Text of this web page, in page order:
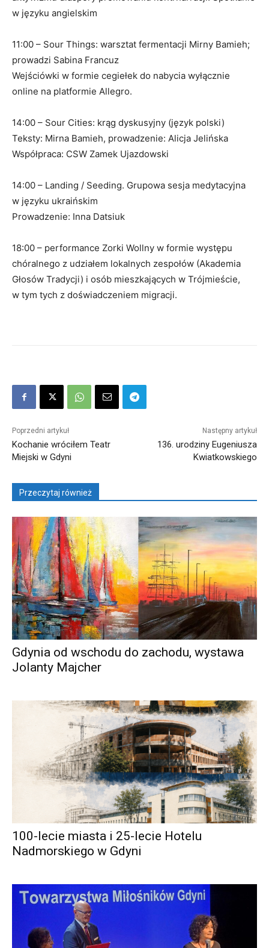
w języku angielskim
11:00 – Sour Things: warsztat fermentacji Mirny Bamieh;
prowadzi Sabina Francuz
Wejściówki w formie cegiełek do nabycia wyłącznie
online na platformie Allegro.
14:00 – Sour Cities: krąg dyskusyjny (język polski)
Teksty: Mirna Bamieh, prowadzenie: Alicja Jelińska
Współpraca: CSW Zamek Ujazdowski
14:00 – Landing / Seeding. Grupowa sesja medytacyjna
w języku ukraińskim
Prowadzenie: Inna Datsiuk
18:00 – performance Zorki Wollny w formie występu
chóralnego z udziałem lokalnych zespołów (Akademia
Głosów Tradycji) i osób mieszkających w Trójmieście,
w tym tych z doświadczeniem migracji.
Poprzedni artykuł
Kochanie wróciłem Teatr
Miejski w Gdyni
Następny artykuł
136. urodziny Eugeniusza
Kwiatkowskiego
Przeczytaj również
Gdynia od wschodu do zachodu, wystawa
Jolanty Majcher
100-lecie miasta i 25-lecie Hotelu
Nadmorskiego w Gdyni